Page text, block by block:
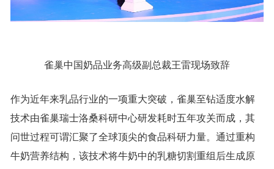
雀巢中国奶品业务高级副总裁王雷现场致辞
作为近年来乳品行业的一项重大突破，雀巢至钻适度水解
技术由雀巢瑞士洛桑科研中心研发耗时五年攻关而成，其
问世过程可谓汇聚了全球顶尖的食品科研力量。通过重构
牛奶营养结构，该技术将牛奶中的乳糖切割重组后生成原